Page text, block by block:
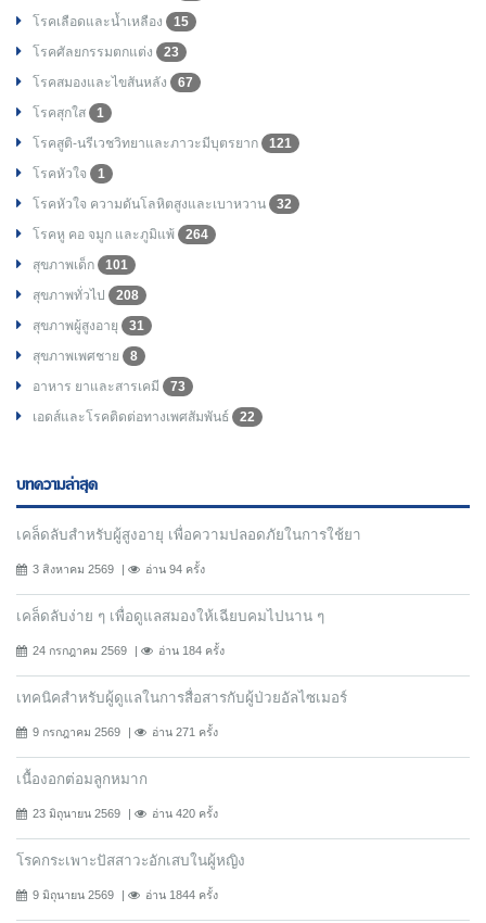
โรคเลือดและน้ำเหลือง
15
โรคศัลยกรรมตกแต่ง
23
โรคสมองและไขสันหลัง
67
โรคสุกใส
1
โรคสูติ-นรีเวชวิทยาและภาวะมีบุตรยาก
121
โรคหัวใจ
1
โรคหัวใจ ความดันโลหิตสูงและเบาหวาน
32
โรคหู คอ จมูก และภูมิแพ้
264
สุขภาพเด็ก
101
สุขภาพทั่วไป
208
สุขภาพผู้สูงอายุ
31
สุขภาพเพศชาย
8
อาหาร ยาและสารเคมี
73
เอดส์และโรคติดต่อทางเพศสัมพันธ์
22
บทความล่าสุด
เคล็ดลับสำหรับผู้สูงอายุ เพื่อความปลอดภัยในการใช้ยา
3 สิงหาคม 2569 อ่าน 94 ครั้ง
เคล็ดลับง่าย ๆ เพื่อดูแลสมองให้เฉียบคมไปนาน ๆ
24 กรกฎาคม 2569 อ่าน 184 ครั้ง
เทคนิคสำหรับผู้ดูแลในการสื่อสารกับผู้ป่วยอัลไซเมอร์
9 กรกฎาคม 2569 อ่าน 271 ครั้ง
เนื้องอกต่อมลูกหมาก
23 มิถุนายน 2569 อ่าน 420 ครั้ง
โรคกระเพาะปัสสาวะอักเสบในผู้หญิง
9 มิถุนายน 2569 อ่าน 1844 ครั้ง